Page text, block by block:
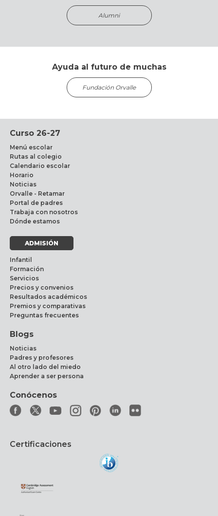
Alumni
Ayuda al futuro de muchas
Fundación Orvalle
Curso 26-27
Menú escolar
Rutas al colegio
Calendario escolar
Horario
Noticias
Orvalle - Retamar
Portal de padres
Trabaja con nosotros
Dónde estamos
ADMISIÓN
Infantil
Formación
Servicios
Precios y convenios
Resultados académicos
Premios y comparativas
Preguntas frecuentes
Blogs
Noticias
Padres y profesores
Al otro lado del miedo
Aprender a ser persona
Conócenos
Certificaciones